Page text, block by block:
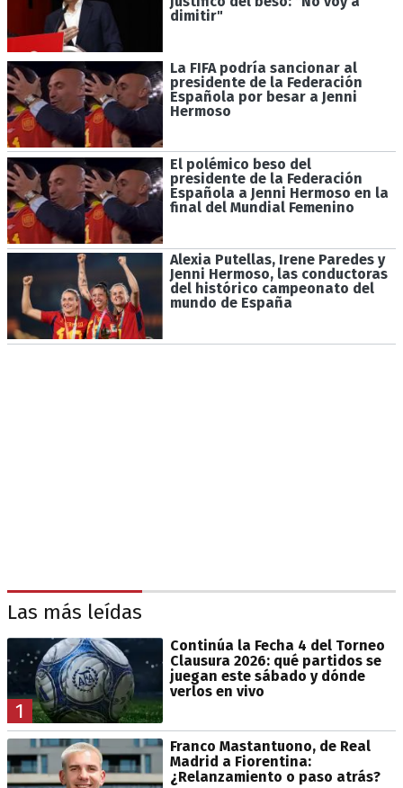
dimitir"
La FIFA podría sancionar al
presidente de la Federación
Española por besar a Jenni
Hermoso
El polémico beso del
presidente de la Federación
Española a Jenni Hermoso en la
final del Mundial Femenino
Alexia Putellas, Irene Paredes y
Jenni Hermoso, las conductoras
del histórico campeonato del
mundo de España
Las más leídas
1
Continúa la Fecha 4 del Torneo
Clausura 2026: qué partidos se
juegan este sábado y dónde
verlos en vivo
Franco Mastantuono, de Real
Madrid a Fiorentina:
¿Relanzamiento o paso atrás?